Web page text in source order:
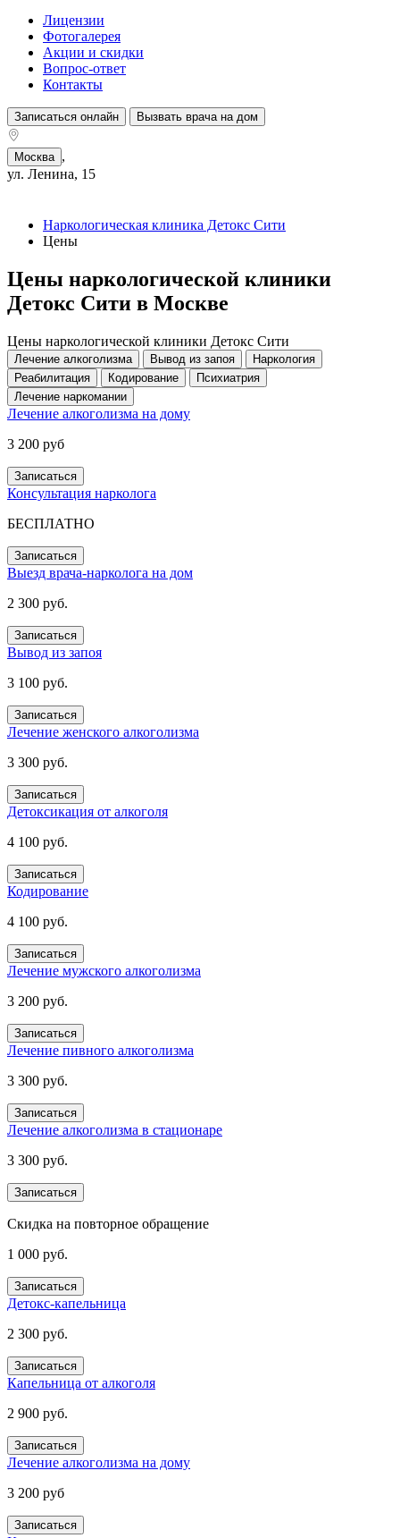
Лицензии
Фотогалерея
Акции и скидки
Вопрос-ответ
Контакты
Записаться онлайн Вызвать врача на дом
Москва ,
ул. Ленина, 15
Наркологическая клиника Детокс Сити
Цены
Цены наркологической клиники
Детокс Сити в Москве
Цены наркологической клиники Детокс Сити
Лечение алкоголизма Вывод из запоя
Наркология
Реабилитация
Кодирование
Психиатрия
Лечение наркомании
Лечение алкоголизма на дому
3 200 руб
Записаться
Консультация нарколога
БЕСПЛАТНО
Записаться
Выезд врача-нарколога на дом
2 300 руб.
Записаться
Вывод из запоя
3 100 руб.
Записаться
Лечение женского алкоголизма
3 300 руб.
Записаться
Детоксикация от алкоголя
4 100 руб.
Записаться
Кодирование
4 100 руб.
Записаться
Лечение мужского алкоголизма
3 200 руб.
Записаться
Лечение пивного алкоголизма
3 300 руб.
Записаться
Лечение алкоголизма в стационаре
3 300 руб.
Записаться
Скидка на повторное обращение
1 000 руб.
Записаться
Детокс-капельница
2 300 руб.
Записаться
Капельница от алкоголя
2 900 руб.
Записаться
Лечение алкоголизма на дому
3 200 руб
Записаться